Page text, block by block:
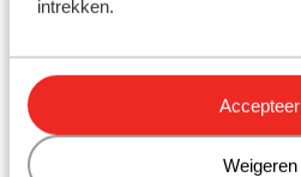
intrekken.
Accepteer
Weigeren
Appartementen Lito
Fito Aqua Bleu Resort